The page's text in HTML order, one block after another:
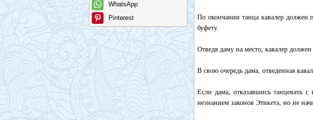
WhatsApp
Pinterest
По окончании танца кавалер должен
буфету.
Отведя даму на место, кавалер должен
В свою очередь дама, отведенная
Если дама, отказавшись танцевать
незнанием законов Этикета, но не